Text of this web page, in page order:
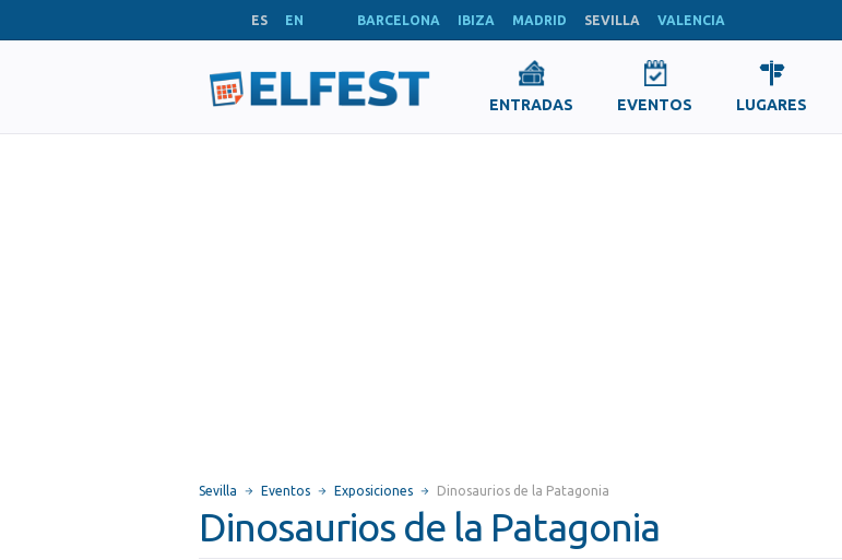
ES EN BARCELONA IBIZA MADRID SEVILLA VALENCIA
ENTRADAS EVENTOS LUGARES
Sevilla Eventos Exposiciones Dinosaurios de la Patagonia
Dinosaurios de la Patagonia